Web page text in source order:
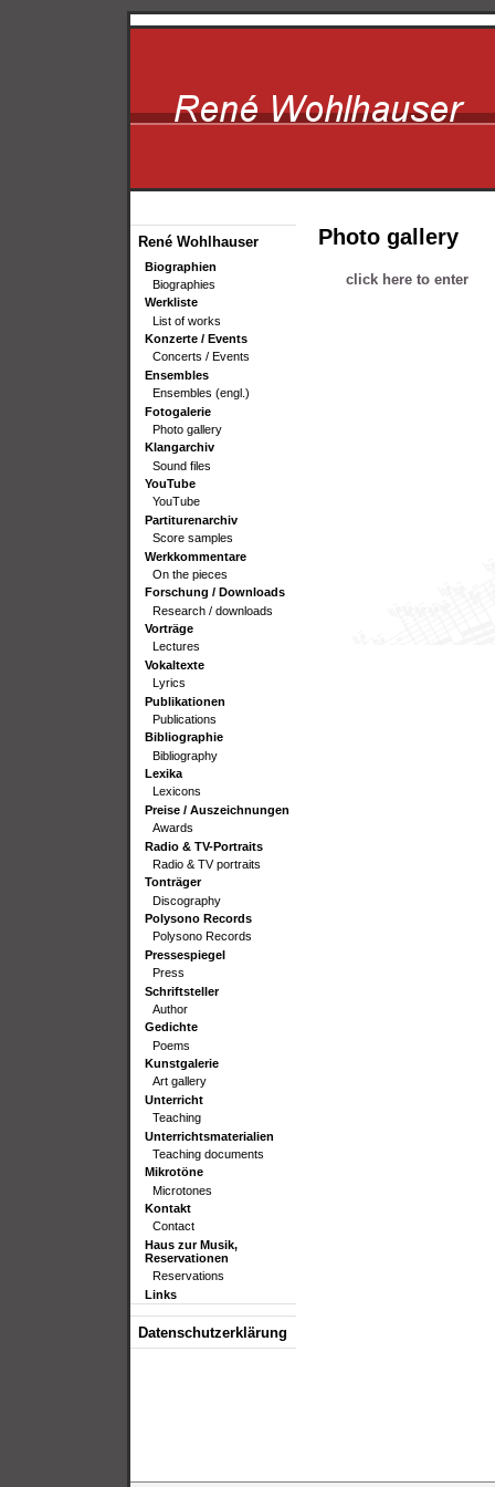
René Wohlhauser
Biographien
Biographies
Werkliste
List of works
Konzerte / Events
Concerts / Events
Ensembles
Ensembles (engl.)
Fotogalerie
Photo gallery
Klangarchiv
Sound files
YouTube
YouTube
Partiturenarchiv
Score samples
Werkkommentare
On the pieces
Forschung / Downloads
Research / downloads
Vorträge
Lectures
Vokaltexte
Lyrics
Publikationen
Publications
Bibliographie
Bibliography
Lexika
Lexicons
Preise / Auszeichnungen
Awards
Radio & TV-Portraits
Radio & TV portraits
Tonträger
Discography
Polysono Records
Polysono Records
Pressespiegel
Press
Schriftsteller
Author
Gedichte
Poems
Kunstgalerie
Art gallery
Unterricht
Teaching
Unterrichtsmaterialien
Teaching documents
Mikrotöne
Microtones
Kontakt
Contact
Haus zur Musik,
Reservationen
Reservations
Links
Datenschutzerklärung
Photo gallery
click here to enter